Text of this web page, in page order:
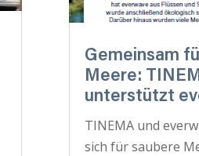
Gemeinsam
Meere:
unterstützt
TINEMA und
sich für saubere